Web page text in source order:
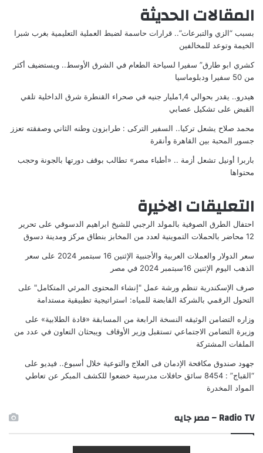
المقالات الحديثة
بسبب “الزي والتبرعات”.. قرارات حاسمة لضبط العملية التعليمية بغرب شبرا
الخيمة وتوعد للمخالفين
كشري ابو طارق” سفيرا لسياحة الطعام في الشرق الأوسط.. ويستضيف أكثر
من 50 سفيرا ودبلوماسيا
هيدرو.. يقدر بحوالي 1,4مليار جنيه في صحراء القنطرة شرق الداخلية تلقي
القبض على تشكيل عصابي
محمد صلاح يشعل تركيا.. السفير التركى : طرابزون وطنه الثاني وصفقته تعزز
جسور المحبة بين القاهرة وأنقرة
باربرا أونيل تشعل أزمة .. «أطباء مصر» تطالب بوقف دورتها بالجونة وحجب
محتواها
التعليقات الاخيرة
احتفال الطرق الصوفية بالمولد الرجبي للشيخ ابراهيم الدسوقي على تحرير
12 محاضر بالحملات التموينية لعدد من المخابز بنطاق مركز ومدينة دسوق
سعر الدولار والعملات العربية والأجنبية الإثنين 16 سبتمبر 2024 على سعر
الذهب اليوم الإثنين 16سبتمبر 2024 في مصر
صرف الإسكندرية تنظم ورشة عمل "إنشاء المحتوى المرئي المتكامل" على
التحول الرقمي بالشركة القابضة للمياه: استراتيجية تطبيقية مستدامة
وزاره التضامن الوثيقه النسخة الرابعة من المسابقة «قادة الطلابية» على
وزيرة التضامن الاجتماعي تستقبل وزير الأوقاف ويبحثان التعاون في عدد من
الملفات المشتركة
جهود صندوق مكافحة الإدمان فى العلاج والتوعية خلال أسبوع.. فيديو على
“القباج” : 8454 سائق حافلات مدرسية خضعوا للكشف المبكر عن تعاطي
المواد المخدرة
Radio TV – مصر جايه